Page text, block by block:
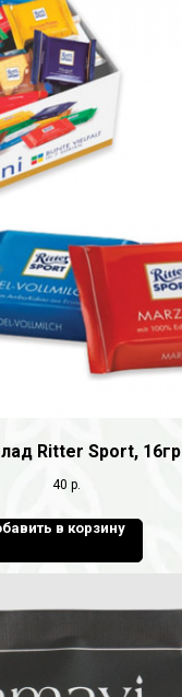
Ritter Sport, 16гр
40 р.
в корзину